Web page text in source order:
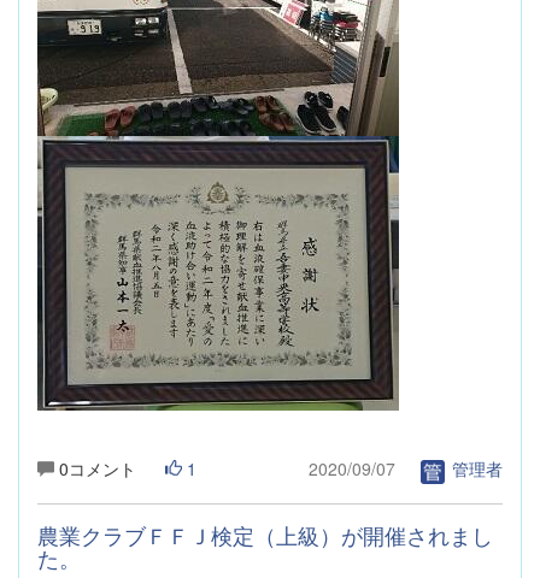
0コメント 1 2020/09/07 管理者
農業クラブＦＦＪ検定（上級）が開催されまし
た。